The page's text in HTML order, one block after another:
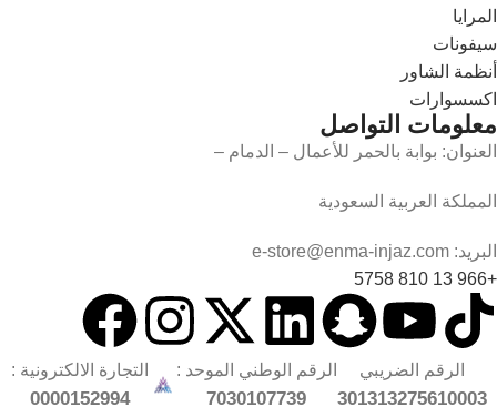
المرايا
سيفونات
أنظمة الشاور
اكسسوارات
معلومات التواصل
العنوان: بوابة بالحمر للأعمال – الدمام –
المملكة العربية السعودية
البريد: e-store@enma-injaz.com
+966 13 810 5758
الرقم الضريبي
301313275610003
الرقم الوطني الموحد :
7030107739
التجارة الالكترونية :
0000152994